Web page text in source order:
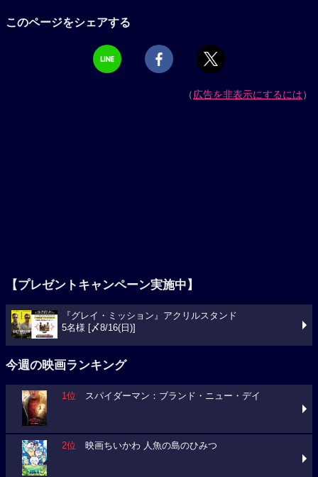
このページをシェアする
（広告を非表示にするには）
【プレゼントキャンペーン実施中】
『グレイ・ミッション』アクリルスタンド
5名様 [〆8/16(日)]
今週の映画ランキング
1位 スパイダーマン：ブランド・ニュー・デイ
2位 映画ちいかわ 人魚の島のひみつ